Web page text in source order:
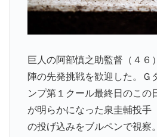
巨人の阿部慎之助監督（４６
陣の先発挑戦を歓迎した。Ｇ
ンプ第１クール最終日のこの
が明らかになった泉圭輔投手
の投げ込みをブルペンで視察